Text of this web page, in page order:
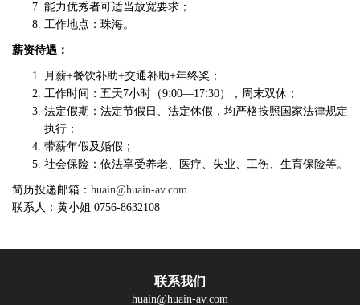
能力优秀者可适当放宽要求；
工作地点：珠海。
薪资待遇：
月薪+餐饮补助+交通补助+年终奖；
工作时间：五天7小时（9:00—17:30），周末双休；
法定假期：法定节假日、法定休假，均严格按照国家法律规定
执行；
带薪年假及婚假；
社会保险：依法享受养老、医疗、失业、工伤、生育保险等。
简历投递邮箱： huain@huain-av.com
联系人：黄小姐 0756-8632108
联系我们
huain@huain-av.com